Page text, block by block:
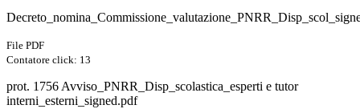
File PDF
Contatore click: 13
prot. 1756 Avviso_PNRR_Disp_scolastica_esperti e tutor
interni_esterni_signed.pdf